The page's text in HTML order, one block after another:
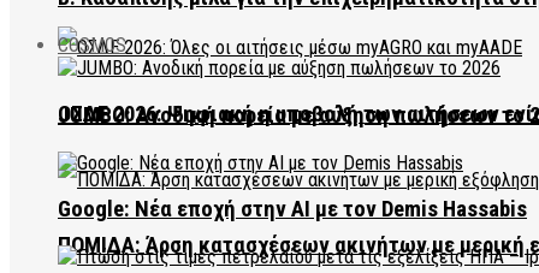
ΟΣΔΕ 2026: Ψηφιακή η υποβολή των αιτήσεων
ΠΟΜΙΔΑ: Άρση κατασχέσεων ακινήτων με μερική
COSMOS
JUMBO: Ανοδική πορεία με αύξηση πωλήσεων το
Google: Νέα εποχή στην AI με τον Demis Hassabis